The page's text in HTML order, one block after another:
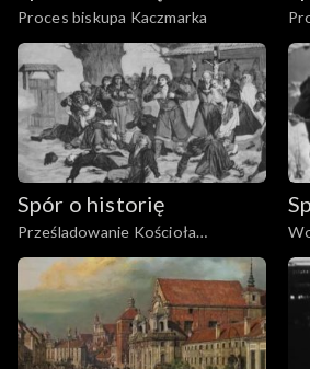
Proces biskupa Kaczmarka
Spór o historię
Prześladowanie Kościoła
katolickiego w zaborze rosyjskim